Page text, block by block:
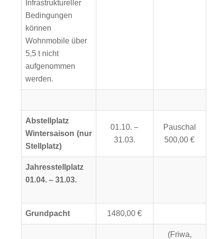
Infrastruktureller
Bedingungen
können
Wohnmobile über
5,5 t nicht
aufgenommen
werden.
Abstellplatz
Wintersaison (nur
Stellplatz)
01.10. –
31.03.
Pauschal
500,00 €
Jahresstellplatz
01.04. – 31.03.
Grundpacht 1480,00 €
(Friwa,